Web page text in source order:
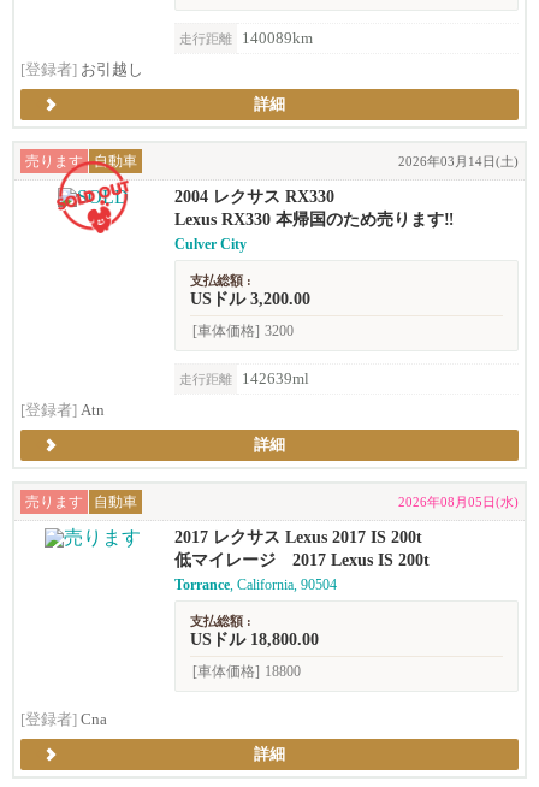
走行距離
140089km
[登録者] お引越し
詳細
売ります 自動車 2026年03月14日(土)
2004 レクサス RX330
Lexus RX330 本帰国のため売ります‼︎
Culver City
支払総額 :
USドル 3,200.00
[車体価格] 3200
走行距離
142639ml
[登録者] Atn
詳細
売ります 自動車 2026年08月05日(水)
2017 レクサス Lexus 2017 IS 200t
低マイレージ 2017 Lexus IS 200t
Torrance, California, 90504
支払総額 :
USドル 18,800.00
[車体価格] 18800
[登録者] Cna
詳細